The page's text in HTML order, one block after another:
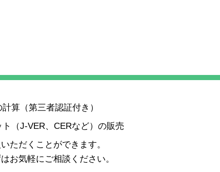
算（第三者認証付き）
（J-VER、CERなど）の販売
ただくことができます。
お気軽にご相談ください。